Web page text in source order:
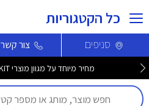
כל הקטגוריות
סניפים צור קשר
מחיר מיוחד על מגוון מוצרי PETKIT לחברי מועדון >>